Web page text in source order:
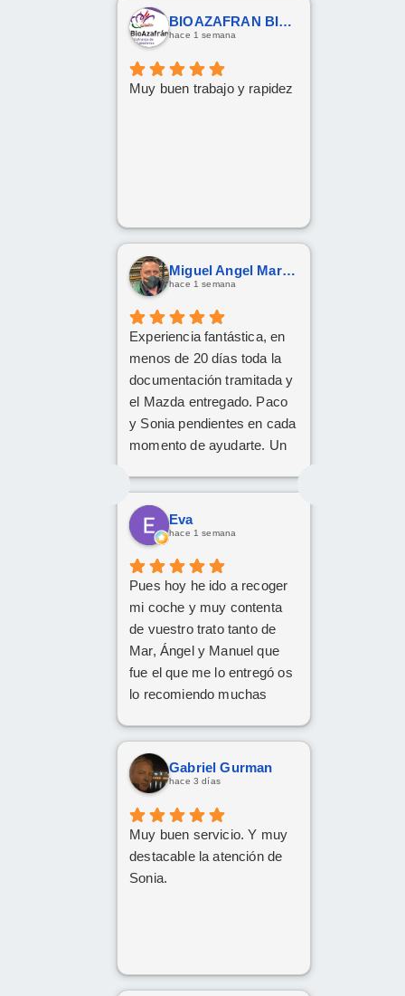
BIOAZAFRAN BIOAZAFRAN
hace 1 semana
Muy buen trabajo y rapidez
Miguel Angel Martín González
hace 1 semana
Experiencia fantástica, en
menos de 20 días toda la
documentación tramitada y
el Mazda entregado. Paco
y Sonia pendientes en cada
momento de ayudarte. Un
Eva
hace 1 semana
Pues hoy he ido a recoger
mi coche y muy contenta
de vuestro trato tanto de
Mar, Ángel y Manuel que
fue el que me lo entregó os
lo recomiendo muchas
Gabriel Gurman
hace 3 días
Muy buen servicio. Y muy
destacable la atención de
Sonia.